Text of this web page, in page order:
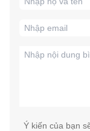
Ý kiến của bạn